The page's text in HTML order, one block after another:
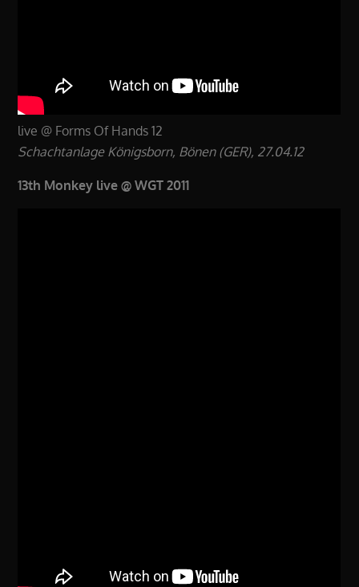
live @ Forms Of Hands 12
Schachtanlage Königsborn, Bönen (GER), 27.04.12
13th Monkey live @ WGT 2011